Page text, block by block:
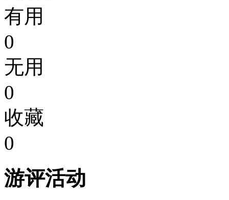
有用
0
无用
0
收藏
0
游评活动